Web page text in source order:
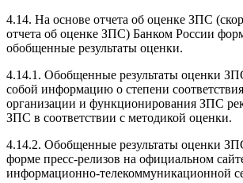
4.14. На основе отчета об оценке ЗПС
отчета об оценке ЗПС) Банком России
обобщенные результаты оценки.
4.14.1. Обобщенные результаты оценки
собой информацию о степени
организации и функционирования ЗПС
ЗПС в соответствии с методикой оценки.
4.14.2. Обобщенные результаты оценки
форме пресс-релизов на официальном
информационно-телекоммуникационной